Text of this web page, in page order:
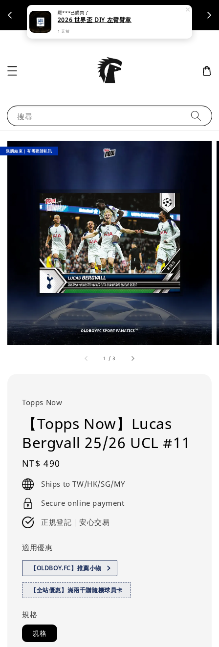
支援刷卡｜皆開立統一發票
搜尋
1 /3
限購結束｜有需要請私訊
Topps Now
【Topps Now】Lucas
Bergvall 25/26 UCL #11
Regular
price
NT$ 490
Ships to TW/HK/SG/MY
Secure online payment
正規登記｜安心交易
適用優惠
【OLDBOY.FC】推薦小物
【全站優惠】滿兩千贈隨機球員卡
規格
規格
羅***已購買了
2026 世界盃 DIY 左臂臂章
1 天前